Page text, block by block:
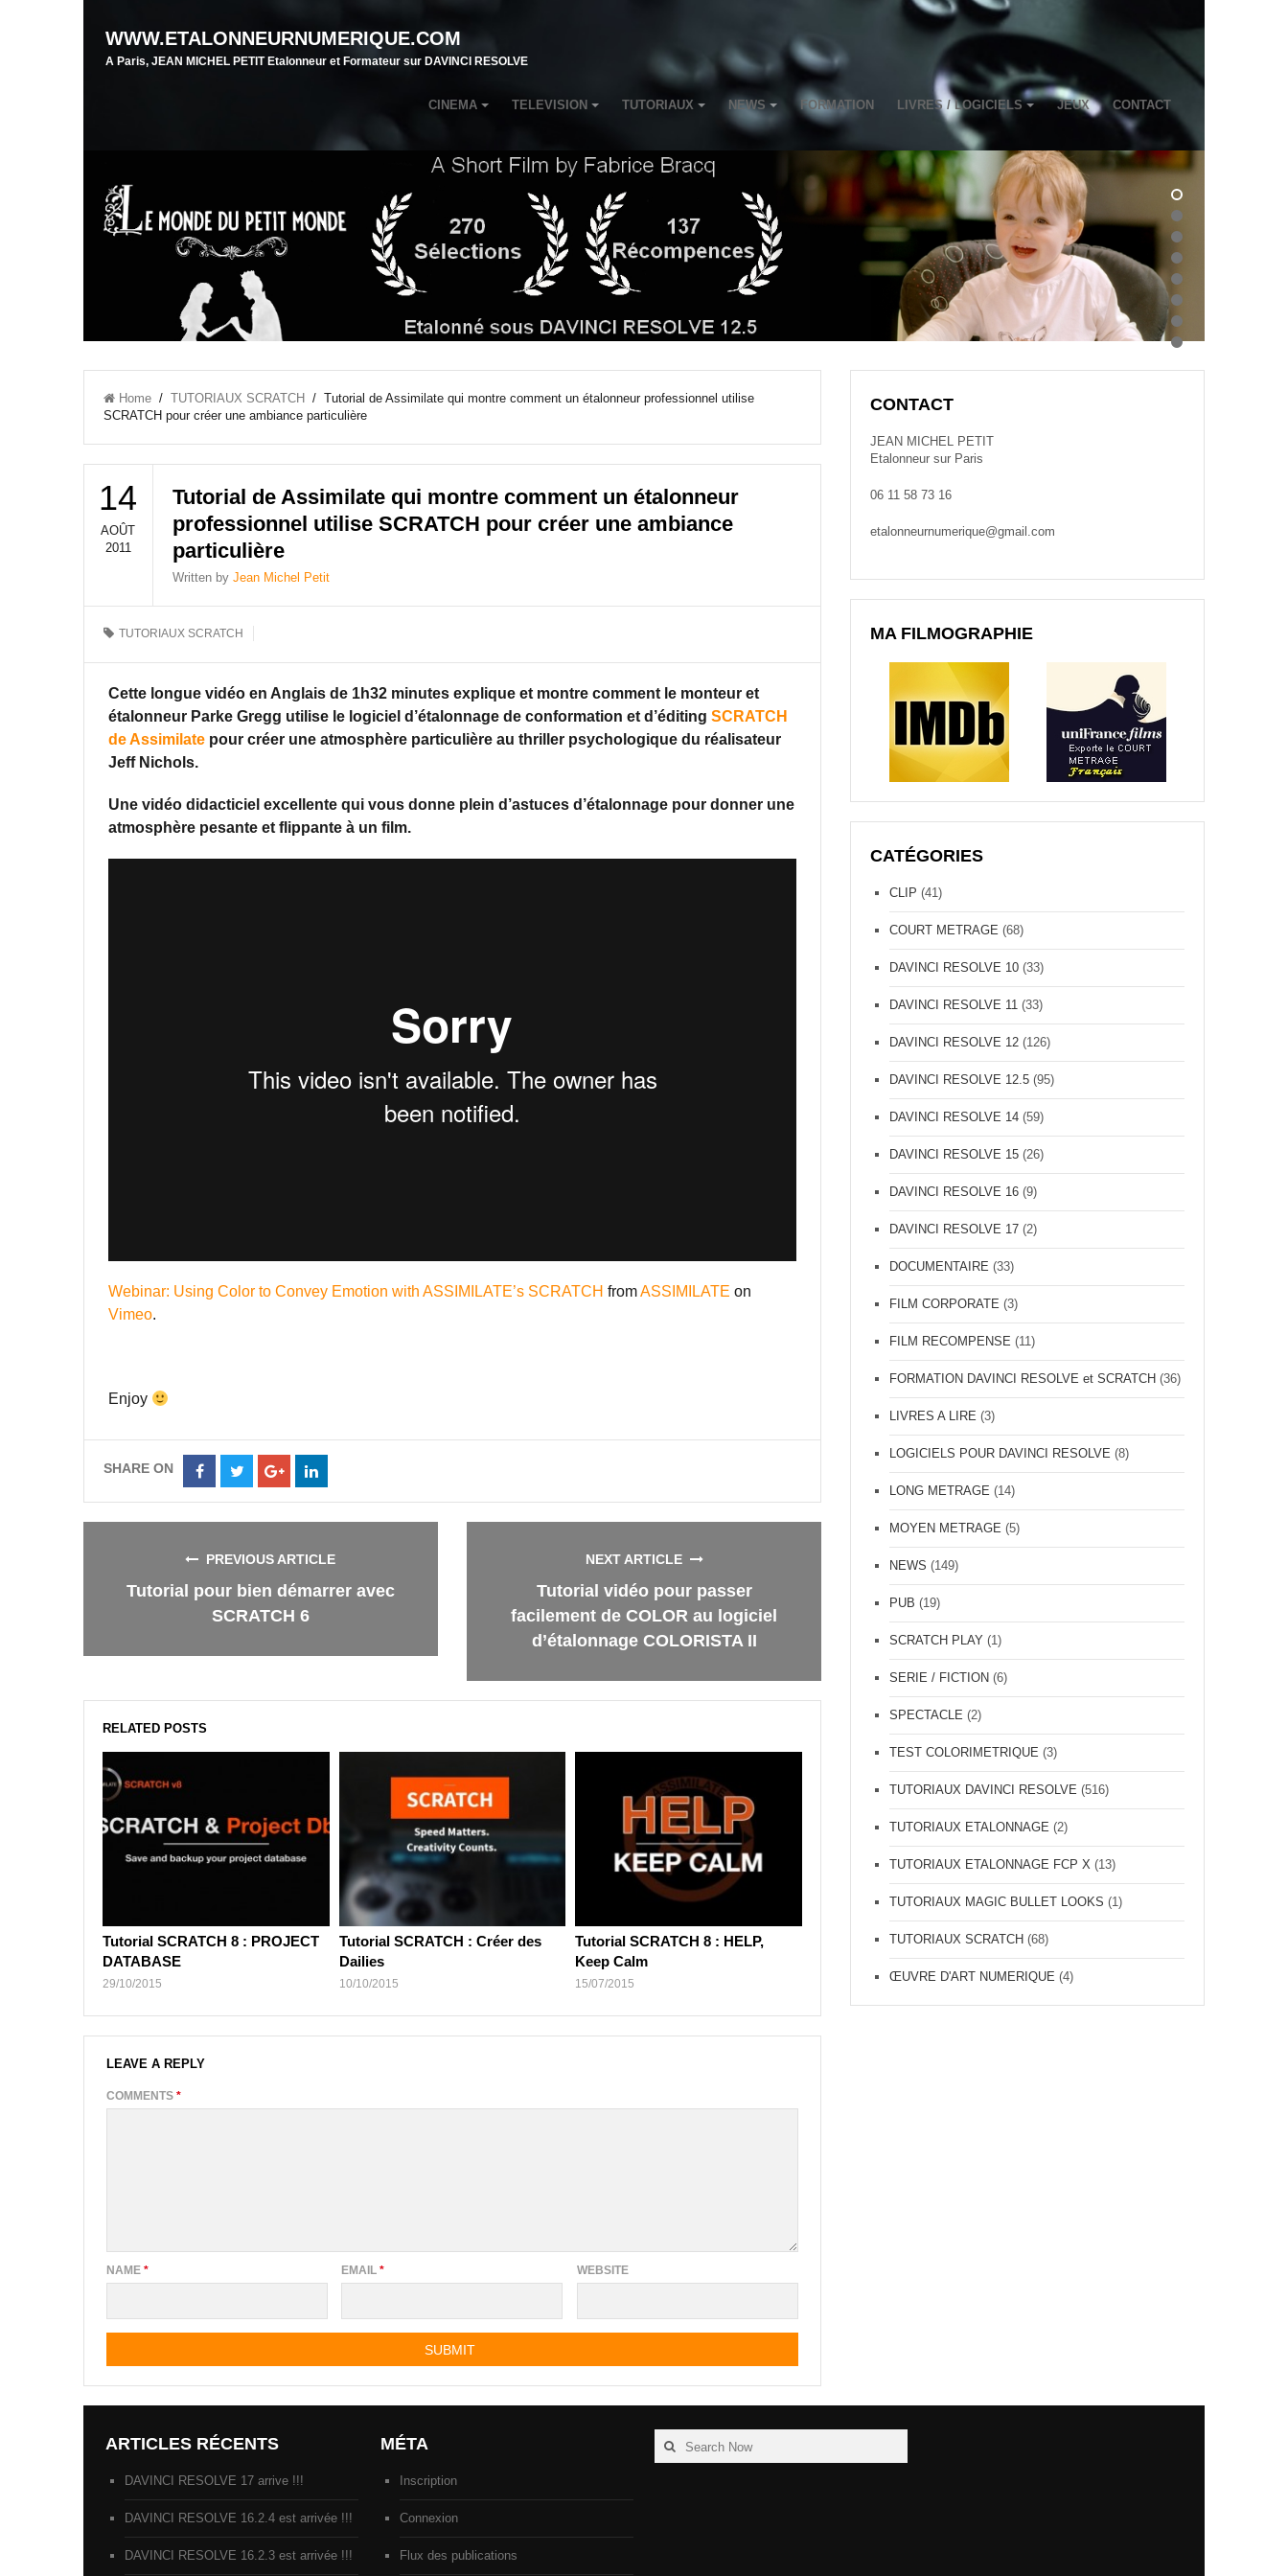
WWW.ETALONNEURNUMERIQUE.COM
A Paris, JEAN MICHEL PETIT Etalonneur et Formateur sur DAVINCI RESOLVE
CINEMA TELEVISION TUTORIAUX NEWS FORMATION LIVRES / LOGICIELS JEUX CONTACT
Home / TUTORIAUX SCRATCH
/ Tutorial de Assimilate qui montre comment un étalonneur professionnel utilise
SCRATCH pour créer une ambiance particulière
14
AOÛT
2011
Tutorial de Assimilate qui montre comment un étalonneur
professionnel utilise SCRATCH pour créer une ambiance
particulière
Written by Jean Michel Petit
TUTORIAUX SCRATCH
Cette longue vidéo en Anglais de 1h32 minutes explique et montre comment le monteur et
étalonneur Parke Gregg utilise le logiciel d’étalonnage de conformation et d’éditing SCRATCH
de Assimilate pour créer une atmosphère particulière au thriller psychologique du réalisateur
Jeff Nichols.
Une vidéo didacticiel excellente qui vous donne plein d’astuces d’étalonnage pour donner une
atmosphère pesante et flippante à un film.
Webinar: Using Color to Convey Emotion with ASSIMILATE’s SCRATCH fromASSIMILATE on
Vimeo.
Enjoy
SHARE ON
Share
on
Facebook
Share
on
Twitter
Share
on
Google+
on
LinkedIn
PREVIOUS ARTICLE
Tutorial pour bien démarrer avec
SCRATCH 6
NEXT ARTICLE
Tutorial vidéo pour passer
facilement de COLOR au logiciel
d’étalonnage COLORISTA II
RELATED POSTS
Tutorial SCRATCH 8 : PROJECT
DATABASE
29/10/2015
Tutorial SCRATCH : Créer des
Dailies
10/10/2015
Tutorial SCRATCH 8 : HELP,
Keep Calm
15/07/2015
LEAVE A REPLY
COMMENTS*
NAME* EMAIL* WEBSITE
CONTACT
JEAN MICHEL PETIT
Etalonneur sur Paris
06 11 58 73 16
etalonneurnumerique@gmail.com
MA FILMOGRAPHIE
CATÉGORIES
CLIP (41)
COURT METRAGE (68)
DAVINCI RESOLVE 10 (33)
DAVINCI RESOLVE 11 (33)
DAVINCI RESOLVE 12 (126)
DAVINCI RESOLVE 12.5 (95)
DAVINCI RESOLVE 14 (59)
DAVINCI RESOLVE 15 (26)
DAVINCI RESOLVE 16 (9)
DAVINCI RESOLVE 17 (2)
DOCUMENTAIRE (33)
FILM CORPORATE (3)
FILM RECOMPENSE (11)
FORMATION DAVINCI RESOLVE et SCRATCH (36)
LIVRES A LIRE (3)
LOGICIELS POUR DAVINCI RESOLVE (8)
LONG METRAGE (14)
MOYEN METRAGE (5)
NEWS (149)
PUB (19)
SCRATCH PLAY (1)
SERIE / FICTION (6)
SPECTACLE (2)
TEST COLORIMETRIQUE (3)
TUTORIAUX DAVINCI RESOLVE (516)
TUTORIAUX ETALONNAGE (2)
TUTORIAUX ETALONNAGE FCP X (13)
TUTORIAUX MAGIC BULLET LOOKS (1)
TUTORIAUX SCRATCH (68)
ŒUVRE D'ART NUMERIQUE (4)
ARTICLES RÉCENTS
DAVINCI RESOLVE 17 arrive !!!
DAVINCI RESOLVE 16.2.4 est arrivée !!!
DAVINCI RESOLVE 16.2.3 est arrivée !!!
MÉTA
Inscription
Connexion
Flux des publications
Search
for:
Search